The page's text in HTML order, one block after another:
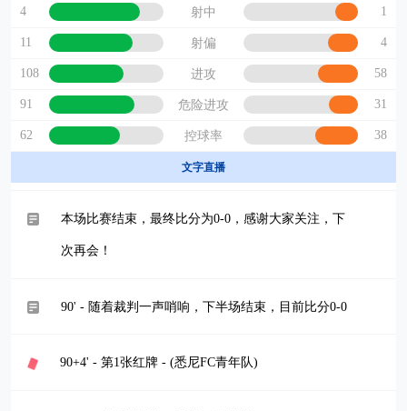
4 射中 1
11 射偏 4
108 进攻 58
91 危险进攻 31
62 控球率 38
文字直播
本场比赛结束，最终比分为0-0，感谢大家关注，下
次再会！
90' - 随着裁判一声哨响，下半场结束，目前比分0-0
90+4' - 第1张红牌 - (悉尼FC青年队)